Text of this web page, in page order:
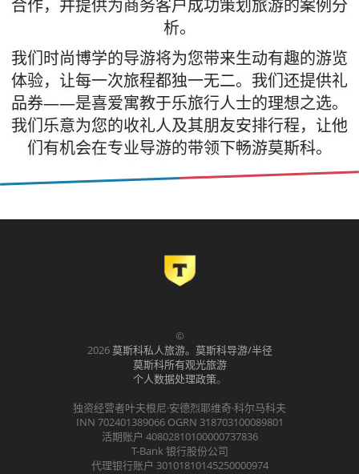
合作，并提供为商务客户成功策划旅游的案例分
析。
我们时尚博学的导游将为您带来生动有趣的游览
体验，让每一次旅程都独一无二。我们还提供礼
品券——是喜爱寓教于乐旅行人士的理想之选。
我们乐意为您的收礼人及其朋友安排行程，让他
们有机会在专业导游的带领下畅游莫斯科。
©
2026莫斯科私人旅游。莫斯科导游/半径
莫斯科所有观光旅游
个人数据处理政策。
独资经营者叶夫根尼·安德烈耶维奇·科尔马科夫
INN 702401389066 OGRN 318703100089801
活期账户 40802810100000737836
T-Bank 银行股份公司
代理银行账户 30101810145250000974